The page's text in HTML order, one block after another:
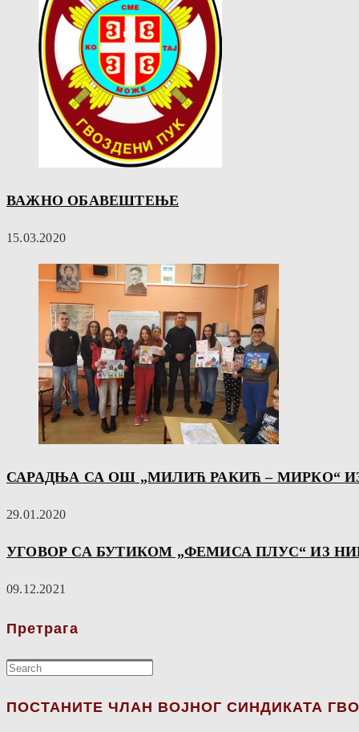
ВАЖНО ОБАВЕШТЕЊЕ
15.03.2020
САРАДЊА СА ОШ „МИЛИЋ РАКИЋ – МИРКО“
29.01.2020
УГОВОР СА БУТИКОМ „ФЕМИСА ПЛУС“ ИЗ
09.12.2021
Претрага
ПОСТАНИТЕ ЧЛАН ВОЈНОГ СИНДИКАТА